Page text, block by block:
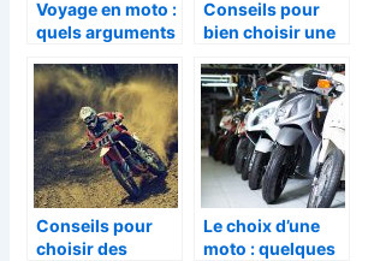
Voyage en moto :
quels arguments
avant ?
Conseils pour
bien choisir une
Conseils pour
choisir des
Le choix d’une
moto : quelques